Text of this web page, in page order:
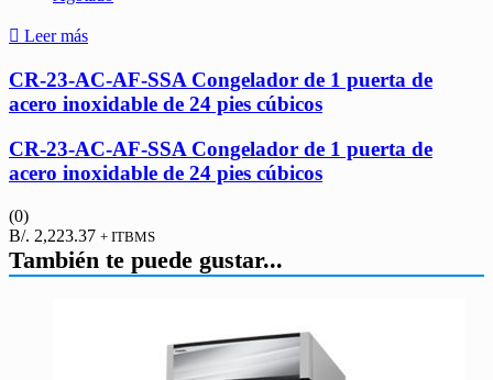
Leer más
CR-23-AC-AF-SSA Congelador de 1 puerta de
acero inoxidable de 24 pies cúbicos
CR-23-AC-AF-SSA Congelador de 1 puerta de
acero inoxidable de 24 pies cúbicos
(0)
B/. 2,223.37 + ITBMS
También te puede gustar...